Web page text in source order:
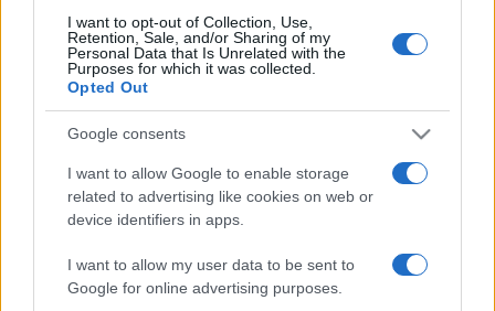
I want to opt-out of Collection, Use,
Retention, Sale, and/or Sharing of my
Personal Data that Is Unrelated with the
Purposes for which it was collected.
Opted Out
Google consents
I want to allow Google to enable storage
related to advertising like cookies on web or
device identifiers in apps.
I want to allow my user data to be sent to
Google for online advertising purposes.
Hogy még inkább az események közepén érezhessük
magunkat, interaktív játékokat is játszhatunk a helyszínen,
mindezt ráadásul kiterjesztett valóságban. Átélhetjük,